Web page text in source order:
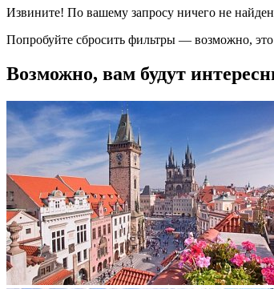
Извините! По вашему запросу ничего не
Попробуйте сбросить фильтры — возможно,
Возможно, вам будут